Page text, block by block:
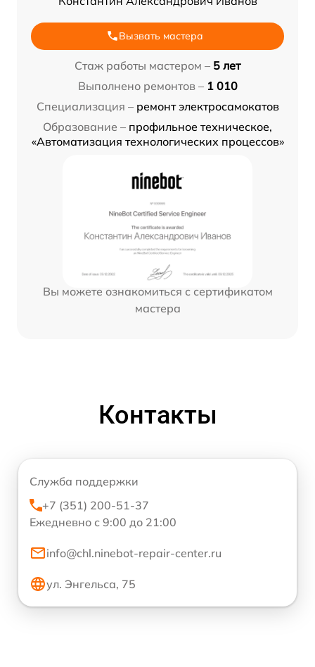
Вызвать мастера
Стаж работы мастером – 5 лет
Выполнено ремонтов – 1 010
Специализация – ремонт электросамокатов
Образование – профильное техническое,
«Автоматизация технологических процессов»
Вы можете ознакомиться с сертификатом
мастера
Контакты
Служба поддержки
+7 (351) 200-51-37
Ежедневно с 9:00 до 21:00
info@chl.ninebot-repair-center.ru
ул. Энгельса, 75